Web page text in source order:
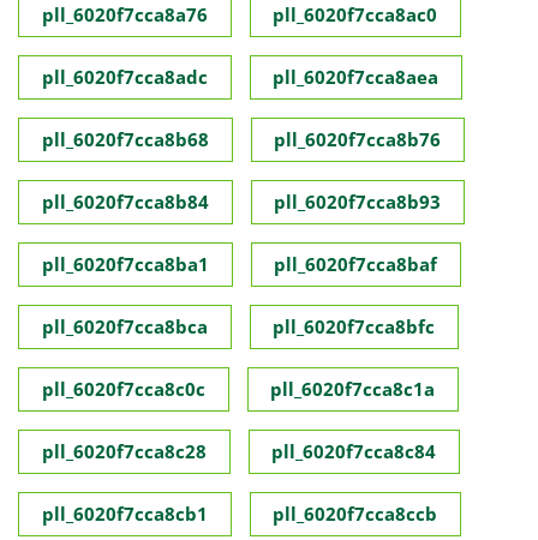
pll_6020f7cca8a76 pll_6020f7cca8ac0
pll_6020f7cca8adc pll_6020f7cca8aea
pll_6020f7cca8b68 pll_6020f7cca8b76
pll_6020f7cca8b84 pll_6020f7cca8b93
pll_6020f7cca8ba1 pll_6020f7cca8baf
pll_6020f7cca8bca pll_6020f7cca8bfc
pll_6020f7cca8c0c pll_6020f7cca8c1a
pll_6020f7cca8c28 pll_6020f7cca8c84
pll_6020f7cca8cb1 pll_6020f7cca8ccb